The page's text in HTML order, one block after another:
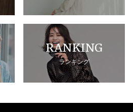
RANKING
ランキング